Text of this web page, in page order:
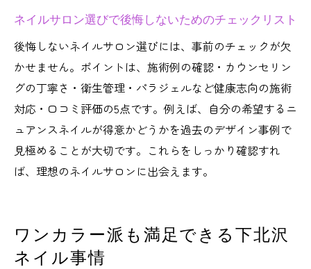
ネイルサロン選びで後悔しないためのチェックリスト
後悔しないネイルサロン選びには、事前のチェックが欠
かせません。ポイントは、施術例の確認・カウンセリン
グの丁寧さ・衛生管理・パラジェルなど健康志向の施術
対応・口コミ評価の5点です。例えば、自分の希望するニ
ュアンスネイルが得意かどうかを過去のデザイン事例で
見極めることが大切です。これらをしっかり確認すれ
ば、理想のネイルサロンに出会えます。
ワンカラー派も満足できる下北沢
ネイル事情